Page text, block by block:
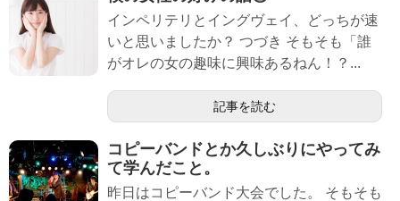
インペリテリとイングヴェイ、どっちが速
いと思いましたか？ つづき そもそも「誰
がオレの女の趣味に興味あるねん！？...
記事を読む
コピーバンドとか久しぶりにやってみ
て学んだこと。
昨日はコピーバンド大会でした。 そもそも